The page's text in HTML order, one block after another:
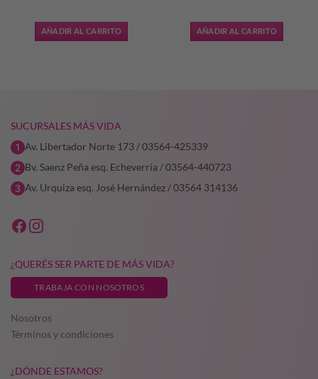
AÑADIR AL CARRITO AÑADIR AL CARRITO
SUCURSALES MÁS VIDA
Av. Libertador Norte 173 / 03564-425339
Bv. Saenz Peña esq. Echeverría / 03564-440723
Av. Urquiza esq. José Hernández / 03564 314136
¿QUERÉS SER PARTE DE MÁS VIDA?
TRABAJA CON NOSOTROS
Nosotros
Términos y condiciones
¿DÓNDE ESTAMOS?